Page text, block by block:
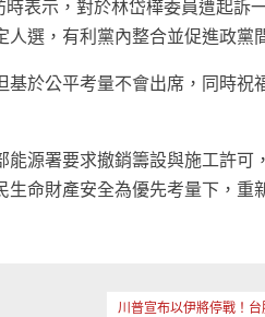
表示，對於林岱樺委員遭起訴
選，有利黨內整合並促進政黨
於公平考量不會出席，同時祝
源署要求撤銷籌設與施工許可
命財產安全為優先考量下，重
川普宣布以伊將停戰！